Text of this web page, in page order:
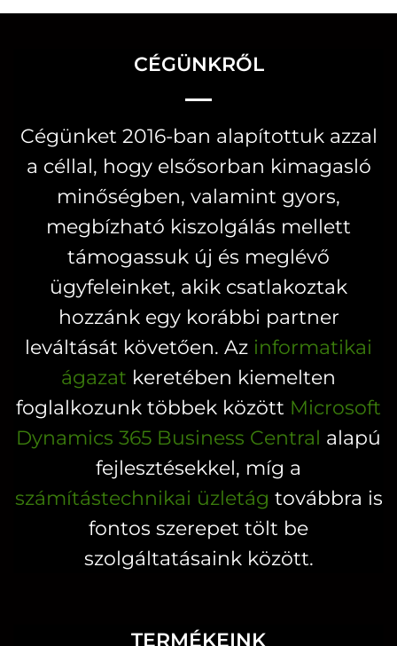
a
több
A
változatok
a
termékoldalon
ki
változatok
a
választhatók
ki
CÉGÜNKRŐL
Cégünket 2016-ban alapítottuk azzal
a céllal, hogy elsősorban kimagasló
minőségben, valamint gyors,
megbízható kiszolgálás mellett
támogassuk új és meglévő
ügyfeleinket, akik csatlakoztak
hozzánk egy korábbi partner
leváltását követően. Az informatikai
ágazat keretében kiemelten
foglalkozunk többek között Microsoft
Dynamics 365 Business Central alapú
fejlesztésekkel, míg a
számítástechnikai üzletág továbbra is
fontos szerepet tölt be
szolgáltatásaink között.
TERMÉKEINK